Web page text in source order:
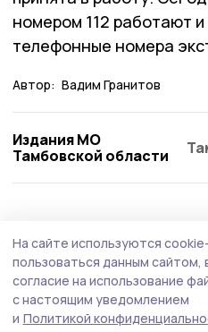
номером 112 работают
телефонные номера
Автор: Вадим Гранитов
Издания МО
Тамбовской области
На сайте используются
пользоваться данным
согласие на использование
с настоящим уведомлением
и Политикой